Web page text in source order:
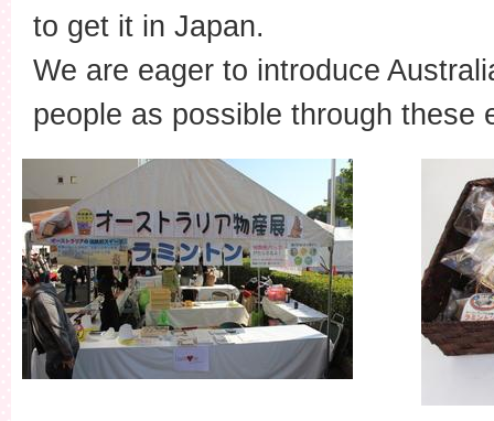
to get it in Japan.
We are eager to introduce
people as possible through these